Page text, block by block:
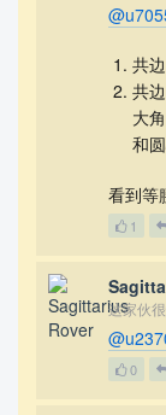
共
共
大
和
看到等
1
这家伙
0